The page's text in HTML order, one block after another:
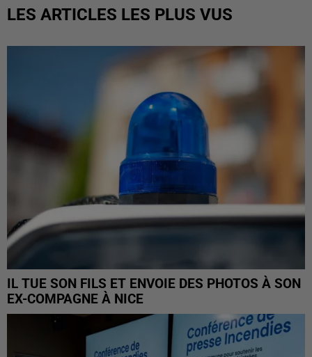
LES ARTICLES LES PLUS VUS
IL TUE SON FILS ET ENVOIE DES PHOTOS À SON
EX-COMPAGNE À NICE